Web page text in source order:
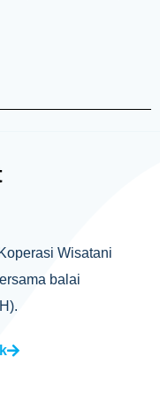
Wisatani
balai